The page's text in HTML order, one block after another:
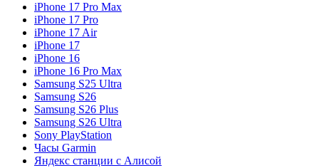
iPhone 17 Pro Max
iPhone 17 Pro
iPhone 17 Air
iPhone 17
iPhone 16
iPhone 16 Pro Max
Samsung S25 Ultra
Samsung S26
Samsung S26 Plus
Samsung S26 Ultra
Sony PlayStation
Часы Garmin
Яндекс станции с Алисой